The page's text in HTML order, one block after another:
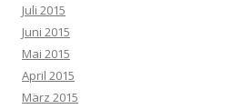
Juli 2015
Juni 2015
Mai 2015
April 2015
März 2015